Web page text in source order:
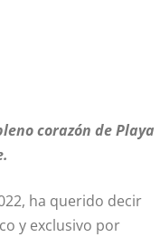
corazón de Playa
ha querido decir
y exclusivo por